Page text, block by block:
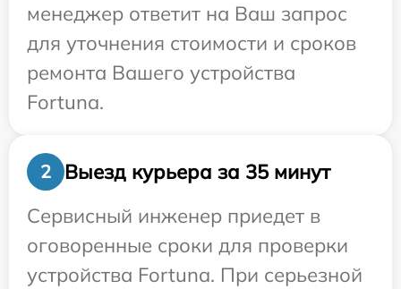
менеджер ответит на Ваш запрос
для уточнения стоимости и сроков
ремонта Вашего устройства
Fortuna.
2
Выезд курьера за 35 минут
Сервисный инженер приедет в
оговоренные сроки для проверки
устройства Fortuna. При серьезной